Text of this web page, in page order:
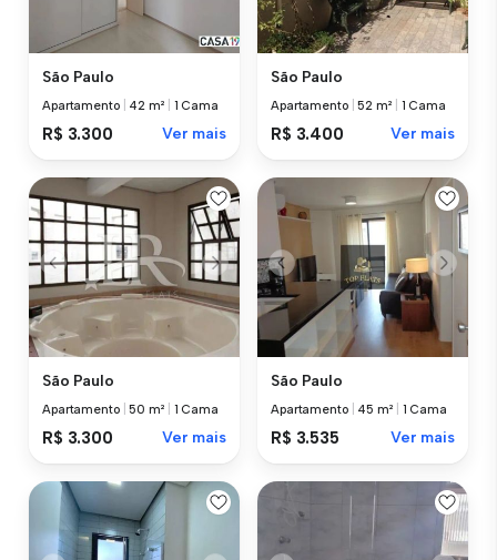
São Paulo
Apartamento 42 m² 1 Cama
R$ 3.300 Ver mais
São Paulo
Apartamento |52 m² 1 Cama
R$ 3.400 Ver mais
São Paulo
Apartamento |50 m² 1 Cama
R$ 3.300 Ver mais
São Paulo
Apartamento 45 m² 1 Cama
R$ 3.535 Ver mais